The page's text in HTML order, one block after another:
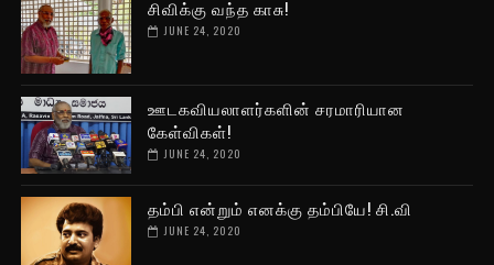
சிவிக்கு வந்த காசு!
JUNE 24, 2020
ஊடகவியலாளர்களின் சரமாரியான
கேள்விகள்!
JUNE 24, 2020
தம்பி என்றும் எனக்கு தம்பியே! சி.வி
JUNE 24, 2020